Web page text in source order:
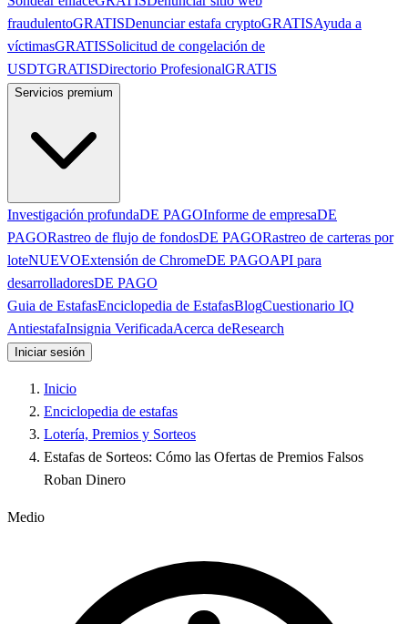
fraudulentoGRATISDenunciar estafa cryptoGRATISAyuda a
víctimasGRATISSolicitud de congelación de
USDTGRATISDirectorio ProfesionalGRATIS
Servicios premium
Investigación profundaDE PAGOInforme de empresaDE
PAGORastreo de flujo de fondosDE PAGORastreo de carteras por
loteNUEVOExtensión de ChromeDE PAGOAPI para
desarrolladoresDE PAGO
Guia de EstafasEnciclopedia de EstafasBlogCuestionario IQ
AntiestafaInsignia VerificadaAcerca deResearch
Iniciar sesión
Inicio
Enciclopedia de estafas
Lotería, Premios y Sorteos
Estafas de Sorteos: Cómo las Ofertas de Premios Falsos
Roban Dinero
Medio